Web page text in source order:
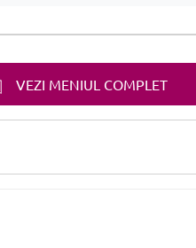
VEZI MENIUL COMPLET